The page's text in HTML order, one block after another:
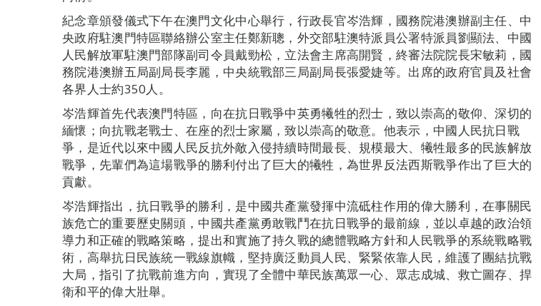
紀念章頒發儀式下午在澳門文化中心舉行，行政長官岑浩輝，國務院港澳辦副主任、中
央政府駐澳門特區聯絡辦公室主任鄭新聰，外交部駐澳特派員公署特派員劉顯法、中國
人民解放軍駐澳門部隊副司令員戴勁松，立法會主席高開賢，終審法院院長宋敏莉，國
務院港澳辦五局副局長李麗，中央統戰部三局副局長張愛婕等。出席的政府官員及社會
各界人士約350人。
岑浩輝首先代表澳門特區，向在抗日戰爭中英勇犧牲的烈士，致以崇高的敬仰、深切的
緬懷；向抗戰老戰士、在座的烈士家屬，致以崇高的敬意。他表示，中國人民抗日戰
爭，是近代以來中國人民反抗外敵入侵持續時間最長、規模最大、犧牲最多的民族解放
戰爭，先輩們為這場戰爭的勝利付出了巨大的犧牲，為世界反法西斯戰爭作出了巨大的
貢獻。
岑浩輝指出，抗日戰爭的勝利，是中國共產黨發揮中流砥柱作用的偉大勝利，在事關民
族危亡的重要歷史關頭，中國共產黨勇敢戰鬥在抗日戰爭的最前線，並以卓越的政治領
導力和正確的戰略策略，提出和實施了持久戰的總體戰略方針和人民戰爭的系統戰略戰
術，高舉抗日民族統一戰線旗幟，堅持廣泛動員人民、緊緊依靠人民，維護了團結抗戰
大局，指引了抗戰前進方向，實現了全體中華民族萬眾一心、眾志成城、救亡圖存、捍
衛和平的偉大壯舉。